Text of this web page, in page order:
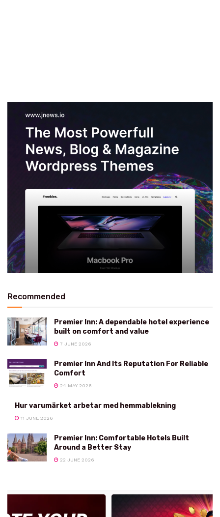
Recommended
Premier Inn: A dependable hotel experience
built on comfort and value
7 JUNE 2026
Premier Inn And Its Reputation For Reliable
Comfort
24 MAY 2026
Hur varumärket arbetar med hemmablekning
11 JUNE 2026
Premier Inn: Comfortable Hotels Built
Around a Better Stay
22 JUNE 2026